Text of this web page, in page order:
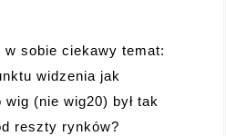
sobie ciekawy temat:
widzenia jak
(nie wig20) był tak
reszty rynków?